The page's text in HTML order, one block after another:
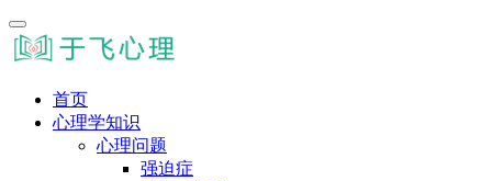
首页
心理学知识
心理问题
强迫症